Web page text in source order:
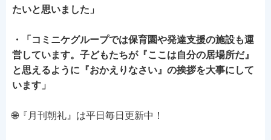
たいと思いました」
・「コミニケグループでは保育園や発達支援の施設も運
営しています。子どもたちが『ここは自分の居場所だ』
と思えるように『おかえりなさい』の挨拶を大事にして
います」
🌐『月刊朝礼』は平日毎日更新中！